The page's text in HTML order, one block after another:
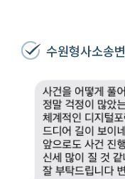
수원형사소송